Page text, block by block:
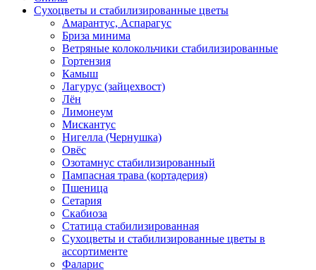
Сухоцветы и стабилизированные цветы
Амарантус, Аспарагус
Бриза минима
Ветряные колокольчики стабилизированные
Гортензия
Камыш
Лагурус (зайцехвост)
Лён
Лимонеум
Мискантус
Нигелла (Чернушка)
Овёс
Озотамнус стабилизированный
Пампасная трава (кортадерия)
Пшеница
Сетария
Скабиоза
Статица стабилизированная
Сухоцветы и стабилизированные цветы в
ассортименте
Фаларис